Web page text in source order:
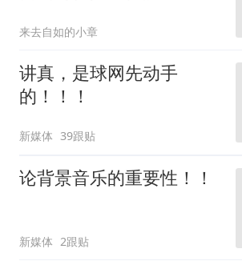
来去自如的小章
讲真，是球网先动手
的！！！
新媒体 39跟贴
论背景音乐的重要性！！
新媒体 2跟贴